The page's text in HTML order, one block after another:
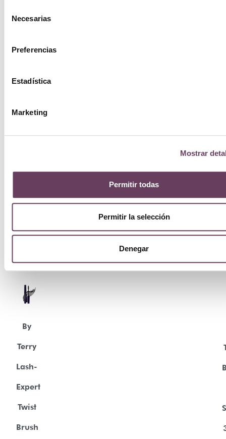
Necesarias
Preferencias
Estadística
Marketing
Mostrar
Permitir todas
Permitir la selección
Denegar
By
Terry
Lash-
Expert
Twist
Brush